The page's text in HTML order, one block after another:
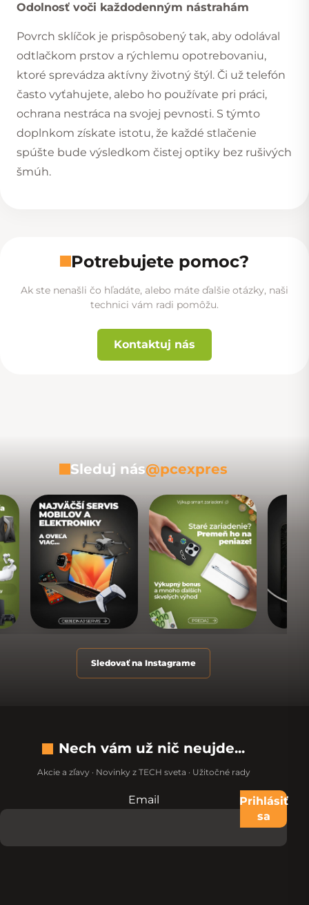
Odolnosť voči každodenným nástrahám
Povrch sklíčok je prispôsobený tak, aby odolával
odtlačkom prstov a rýchlemu opotrebovaniu,
ktoré sprevádza aktívny životný štýl. Či už telefón
často vyťahujete, alebo ho používate pri práci,
ochrana nestráca na svojej pevnosti. S týmto
doplnkom získate istotu, že každé stlačenie
spúšte bude výsledkom čistej optiky bez rušivých
šmúh.
Potrebujete pomoc?
Ak ste nenašli čo hľadáte, alebo máte ďalšie otázky, naši
technici vám radi pomôžu.
Kontaktuj nás
Sleduj nás@pcexpres
Sledovať na Instagrame
Nech vám už nič neujde...
Akcie a zľavy · Novinky z TECH sveta · Užitočné rady
Nevypĺňajte toto pole:
Email
Prihlásiť
sa